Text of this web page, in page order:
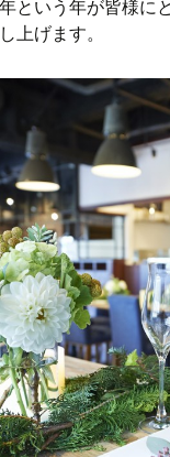
という年が皆様に
上げます。